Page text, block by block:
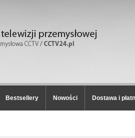
Bestsellery Nowości Dostawa i